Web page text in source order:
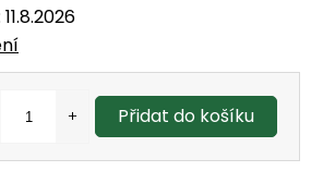
11.8.2026
Přidat do košíku